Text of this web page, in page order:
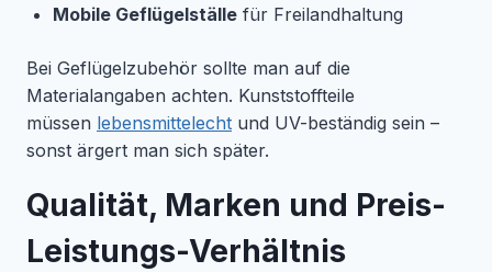
Mobile Geflügelställe für Freilandhaltung
Bei Geflügelzubehör sollte man auf die
Materialangaben achten. Kunststoffteile
müssen lebensmittelecht und UV-beständig sein –
sonst ärgert man sich später.
Qualität, Marken und Preis-
Leistungs-Verhältnis